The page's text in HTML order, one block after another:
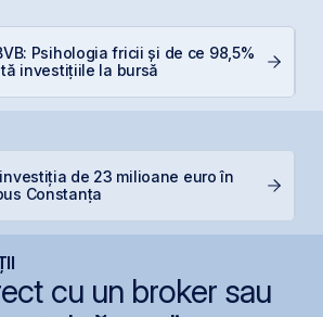
Psihologia fricii și de ce 98,5%
investițiile la bursă
de 23 milioane euro în
Constanța
cu un broker sau